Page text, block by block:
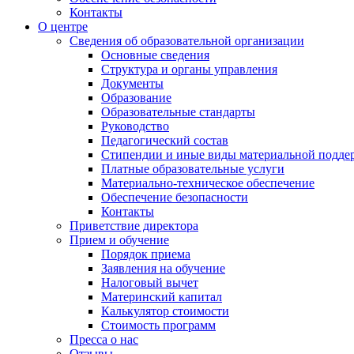
Контакты
О центре
Сведения об образовательной организации
Основные сведения
Структура и органы управления
Документы
Образование
Образовательные стандарты
Руководство
Педагогический состав
Стипендии и иные виды материальной
Платные образовательные услуги
Материально-техническое обеспечение
Обеспечение безопасности
Контакты
Приветствие директора
Прием и обучение
Порядок приема
Заявления на обучение
Налоговый вычет
Материнский капитал
Калькулятор стоимости
Стоимость программ
Пресса о нас